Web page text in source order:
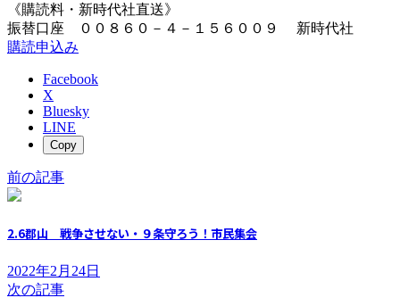
《購読料・新時代社直送》
振替口座 ００８６０－４－１５６００９ 新時代社
購読申込み
Facebook
X
Bluesky
LINE
Copy
前の記事
2.6郡山 戦争させない・９条守ろう！市民集会
2022年2月24日
次の記事